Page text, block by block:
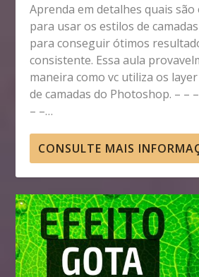
Aprenda em detalhes quais são
para usar os estilos de
para conseguir ótimos
consistente. Essa aula
maneira como vc utiliza os
de camadas do Photoshop. – –
– –…
CONSULTE MAIS